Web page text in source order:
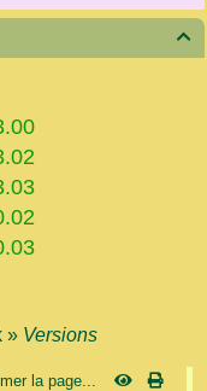

» Versions
la page...